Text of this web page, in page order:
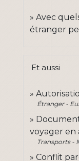
Avec
étranger
Et aussi
Étranger -
voyager en
Transports -
Conflit